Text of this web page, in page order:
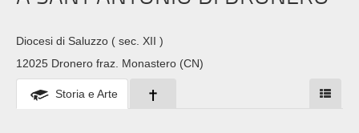
Diocesi di Saluzzo ( sec. XII )
12025 Dronero fraz. Monastero (CN)
Storia e Arte